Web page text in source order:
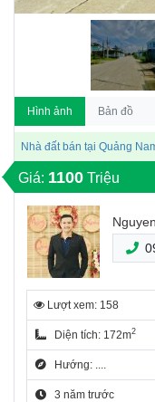
Hình ảnh Bản đồ
Nhà đất bán tại Quảng
Giá: 1100 Triệu
Lượt xem: 158
Diện tích: 172m2
Hướng: ....
3 năm trước